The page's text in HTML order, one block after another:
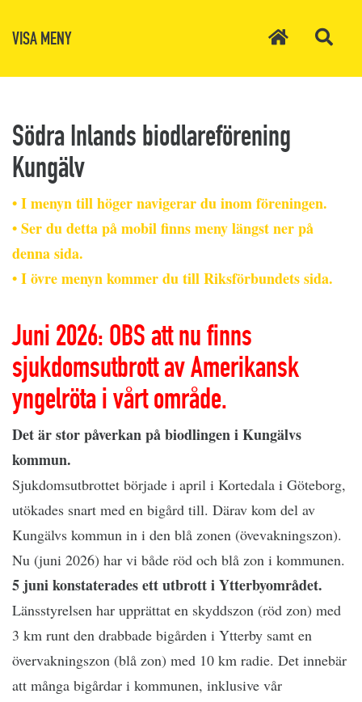
VISA MENY
Södra Inlands biodlareförening
Kungälv
• I menyn till höger navigerar du inom föreningen.
• Ser du detta på mobil finns meny längst ner på
denna sida.
• I övre menyn kommer du till Riksförbundets sida.
Juni 2026: OBS att nu finns
sjukdomsutbrott av Amerikansk
yngelröta i vårt område.
Det är stor påverkan på biodlingen i Kungälvs
kommun.
Sjukdomsutbrottet började i april i Kortedala i Göteborg,
utökades snart med en bigård till. Därav kom del av
Kungälvs kommun in i den blå zonen (övevakningszon).
Nu (juni 2026) har vi både röd och blå zon i kommunen.
5 juni konstaterades ett utbrott i Ytterbyområdet.
Länsstyrelsen har upprättat en skyddszon (röd zon) med
3 km runt den drabbade bigården i Ytterby samt en
övervakningszon (blå zon) med 10 km radie. Det innebär
att många bigårdar i kommunen, inklusive vår